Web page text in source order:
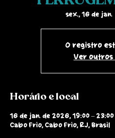
sex., 16 de jan.
O registro
Ver outros
Horário e local
16 de jan. de 2026, 19:00 – 23:00
Cabo Frio, Cabo Frio, RJ, Brasil